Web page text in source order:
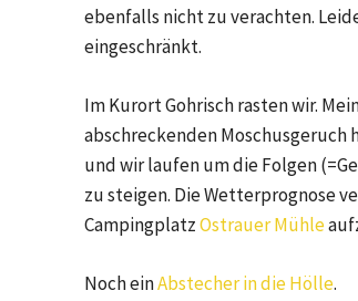
ebenfalls nicht zu verachten.
eingeschränkt.
Im Kurort Gohrisch rasten wir.
abschreckenden Moschusgeruch
und wir laufen um die Folgen
zu steigen. Die Wetterprognose
CampingplatzOstrauer Mühle
Noch einAbstecher in die Hölle.